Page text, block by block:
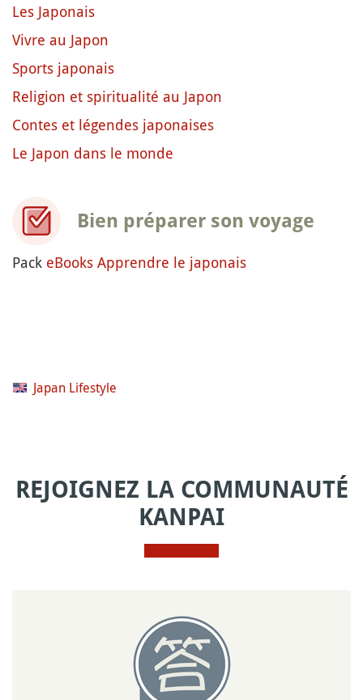
Les Japonais
Vivre au Japon
Sports japonais
Religion et spiritualité au Japon
Contes et légendes japonaises
Le Japon dans le monde
Bien préparer son voyage
Pack eBooks Apprendre le japonais
Japan Lifestyle
REJOIGNEZ LA COMMUNAUTÉ
KANPAI